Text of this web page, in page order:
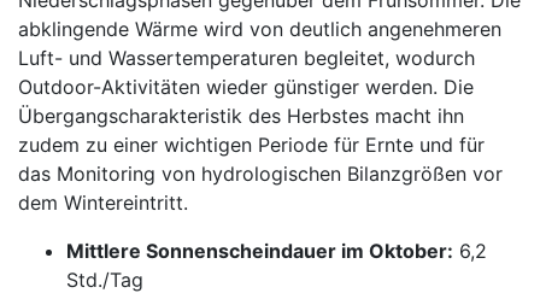
abklingende Wärme wird von deutlich angenehmeren
Luft- und Wassertemperaturen begleitet, wodurch
Outdoor-Aktivitäten wieder günstiger werden. Die
Übergangscharakteristik des Herbstes macht ihn
zudem zu einer wichtigen Periode für Ernte und für
das Monitoring von hydrologischen Bilanzgrößen vor
dem Wintereintritt.
Mittlere Sonnenscheindauer im Oktober: 6,2
Std./Tag